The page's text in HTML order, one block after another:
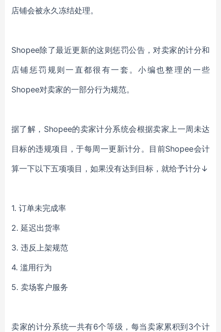
店铺会被永久冻结处理。
Shopee除了最近更新的这则惩罚公告，对卖家的计分和
店铺惩罚规则一直都很有一套。小编也整理的一些
Shopee对卖家的一部分行为规范。
据了解， Shopee的卖家计分系统会根据卖家上一周未达
目标的违规项目，于每周一更新计分。目前Shopee会计
算一下以下五项项目，如果没有达到目标，就给予计分↓
1. 订单未完成率
2. 延迟出货率
3. 违反上架规范
4. 滥用行为
5. 卖场客户服务
卖家的计分系统一共有6个等级，每当卖家累积到3个计